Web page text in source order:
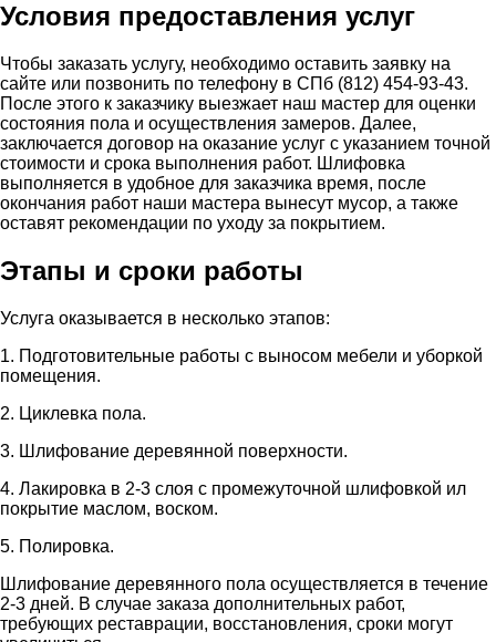
Условия предоставления услуг
Чтобы заказать услугу, необходимо оставить заявку на
сайте или позвонить по телефону в СПб (812) 454-93-43.
После этого к заказчику выезжает наш мастер для оценки
состояния пола и осуществления замеров. Далее,
заключается договор на оказание услуг с указанием точной
стоимости и срока выполнения работ. Шлифовка
выполняется в удобное для заказчика время, после
окончания работ наши мастера вынесут мусор, а также
оставят рекомендации по уходу за покрытием.
Этапы и сроки работы
Услуга оказывается в несколько этапов:
1. Подготовительные работы с выносом мебели и уборкой
помещения.
2. Циклевка пола.
3. Шлифование деревянной поверхности.
4. Лакировка в 2-3 слоя с промежуточной шлифовкой ил
покрытие маслом, воском.
5. Полировка.
Шлифование деревянного пола осуществляется в течение
2-3 дней. В случае заказа дополнительных работ,
требующих реставрации, восстановления, сроки могут